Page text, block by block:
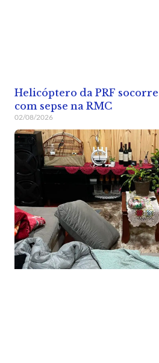
Helicóptero da PRF socorre
com sepse na RMC
02/08/2026